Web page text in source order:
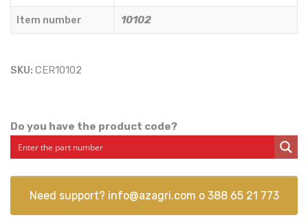
Item number 10102
SKU: CER10102
Do you have the product code?
Need support? info@azagri.com o 388 65 21 773